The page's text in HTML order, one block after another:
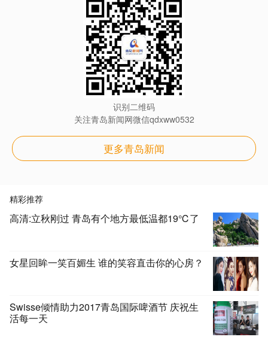
识别二维码
关注青岛新闻网微信qdxww0532
更多青岛新闻
精彩推荐
高清:立秋刚过 青岛有个地方最低温都19℃了
女星回眸一笑百媚生 谁的笑容直击你的心房？
Swisse倾情助力2017青岛国际啤酒节 庆祝生
活每一天